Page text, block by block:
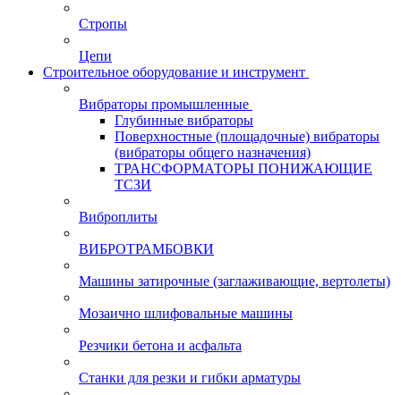
Стропы
Цепи
Строительное оборудование и инструмент
Вибраторы промышленные
Глубинные вибраторы
Поверхностные (площадочные) вибраторы
(вибраторы общего назначения)
ТРАНСФОРМАТОРЫ ПОНИЖАЮЩИЕ
ТСЗИ
Виброплиты
ВИБРОТРАМБОВКИ
Машины затирочные (заглаживающие, вертолеты)
Мозаично шлифовальные машины
Резчики бетона и асфальта
Станки для резки и гибки арматуры